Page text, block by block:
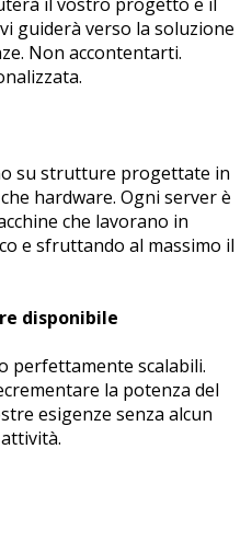
guiderà verso la soluzione
Non accontentarti.
su strutture progettate in
hardware. Ogni server è
che lavorano in
e sfruttando al massimo il
disponibile
perfettamente scalabili.
la potenza del
esigenze senza alcun